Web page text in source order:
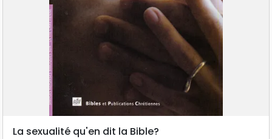
La sexualité qu'en dit la Bible?